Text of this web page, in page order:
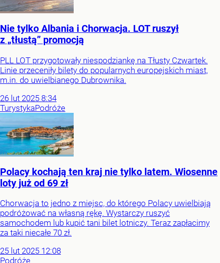
Nie tylko Albania i Chorwacja. LOT ruszył
z „tłustą” promocją
PLL LOT przygotowały niespodziankę na Tłusty Czwartek.
Linie przeceniły bilety do popularnych europejskich miast,
m.in. do uwielbianego Dubrownika.
26 lut 2025 8:34
TurystykaPodróże
Polacy kochają ten kraj nie tylko latem. Wiosenne
loty już od 69 zł
Chorwacja to jedno z miejsc, do którego Polacy uwielbiają
podróżować na własną rękę. Wystarczy ruszyć
samochodem lub kupić tani bilet lotniczy. Teraz zapłacimy
za taki niecałe 70 zł.
25 lut 2025 12:08
Podróże